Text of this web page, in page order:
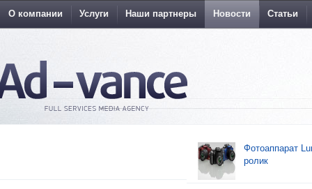
О компании Услуги Наши партнеры Новости Статьи
Фотоаппарат
ролик